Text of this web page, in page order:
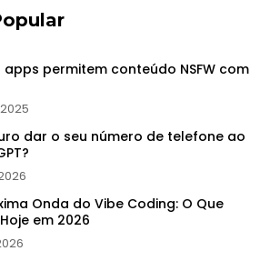
apps permitem conteúdo NSFW com
dar o seu número de telefone ao
Onda do Vibe Coding: O Que
em 2026